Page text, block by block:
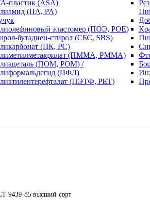
пластик (ASA)
(ПА, PA)
эластомер (ПОЭ, POE)
бутадиен-стирол (СБС, SBS)
(ПК, PC)
(ПММА, PMMA)
(ПОМ, POM) /
(ПФЛ)
(ПЭТФ, PET)
9439-85 высший сорт